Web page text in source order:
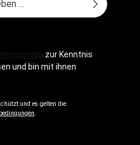
zur Kenntnis
und bin mit ihnen
und es gelten die